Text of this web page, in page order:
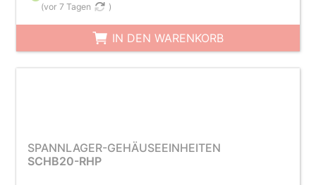
(vor 7 Tagen )
IN DEN WARENKORB
SPANNLAGER-GEHÄUSEEINHEITEN
SCHB20-RHP